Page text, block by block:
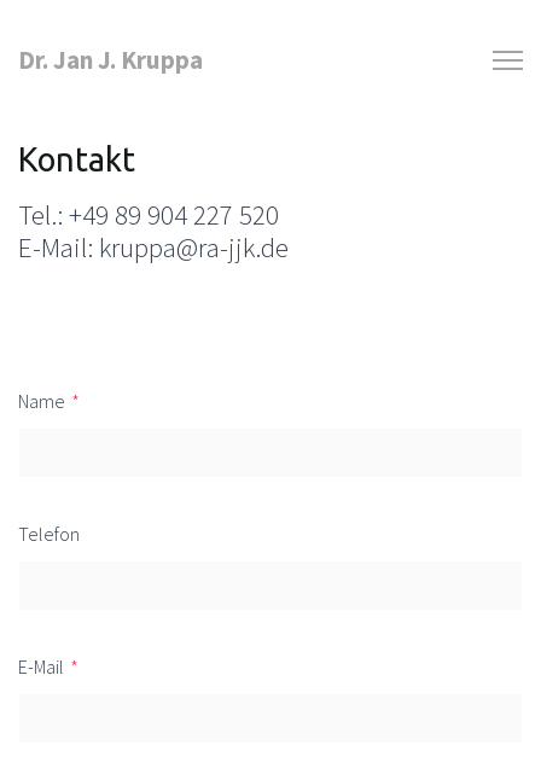
Dr. Jan J. Kruppa
Kontakt
Tel.: +49 89 904 227 520
E-Mail: kruppa@ra-jjk.de
Name *
Telefon
E-Mail *